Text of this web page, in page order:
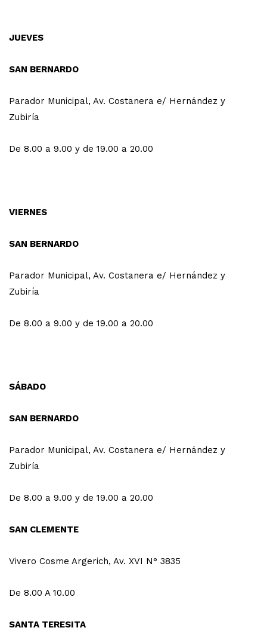
JUEVES
SAN BERNARDO
Parador Municipal, Av. Costanera e/ Hernández y
Zubiría
De 8.00 a 9.00 y de 19.00 a 20.00
VIERNES
SAN BERNARDO
Parador Municipal, Av. Costanera e/ Hernández y
Zubiría
De 8.00 a 9.00 y de 19.00 a 20.00
SÁBADO
SAN BERNARDO
Parador Municipal, Av. Costanera e/ Hernández y
Zubiría
De 8.00 a 9.00 y de 19.00 a 20.00
SAN CLEMENTE
Vivero Cosme Argerich, Av. XVI N° 3835
De 8.00 A 10.00
SANTA TERESITA